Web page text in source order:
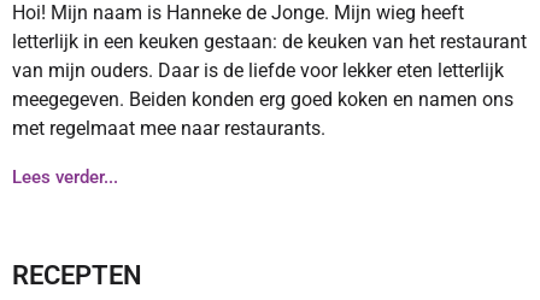
Hoi! Mijn naam is Hanneke de Jonge. Mijn wieg heeft
letterlijk in een keuken gestaan: de keuken van het restaurant
van mijn ouders. Daar is de liefde voor lekker eten letterlijk
meegegeven. Beiden konden erg goed koken en namen ons
met regelmaat mee naar restaurants.
Lees verder...
RECEPTEN